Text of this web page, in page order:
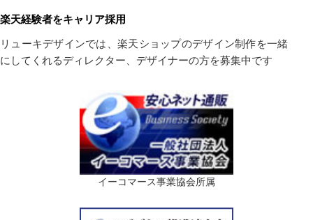
楽天経験者をキャリア採用
リューキデザインでは、楽天ショップのデザイン制作を一緒
にしてくれるディレクター、デザイナーの方を募集中です
イーコマース事業協会所属